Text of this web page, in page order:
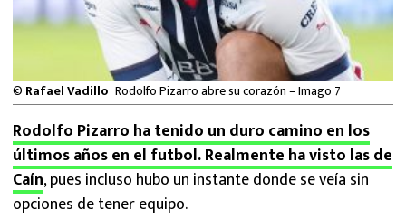
LIGA MX
© Rafael Vadillo Rodolfo Pizarro abre su corazón – Imago 7
Rodolfo Pizarro ha tenido un duro camino en los
últimos años en el futbol. Realmente ha visto las de
Caín, pues incluso hubo un instante donde se veía sin
opciones de tener equipo.